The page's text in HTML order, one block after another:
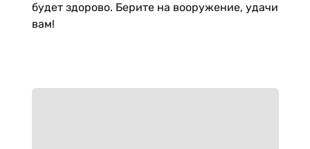
будет здорово. Берите на вооружение, удачи
вам!